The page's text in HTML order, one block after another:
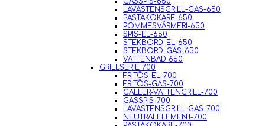
LAVASTENSGRILL-GAS-650
PASTAKOKARE-650
POMMESVÄRMERI-650
SPIS-EL-650
STEKBORD-EL-650
STEKBORD-GAS-650
VATTENBAD 650
GRILLSERIE 700
FRITÖS-EL-700
FRITÖS-GAS-700
GALLER-VATTENGRILL-700
GASSPIS-700
LAVASTENSGRILL-GAS-700
NEUTRALELEMENT-700